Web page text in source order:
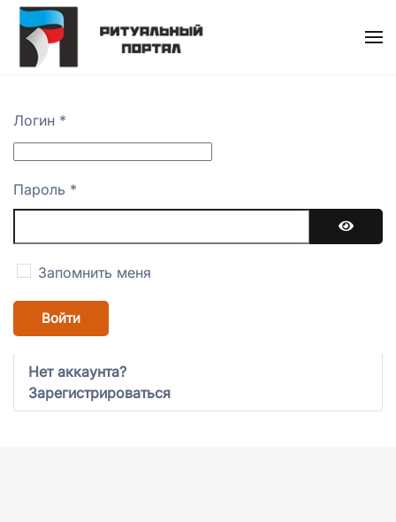
Skip
content
Логин *
Пароль *
Запомнить меня
Войти
Нет аккаунта?
Зарегистрироваться